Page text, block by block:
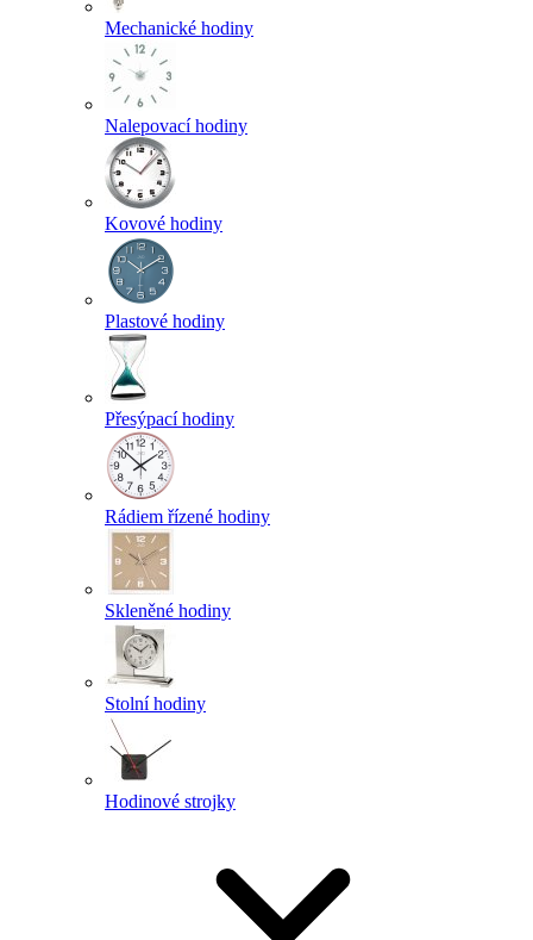
Mechanické hodiny
Nalepovací hodiny
Kovové hodiny
Plastové hodiny
Přesýpací hodiny
Rádiem řízené hodiny
Skleněné hodiny
Stolní hodiny
Hodinové strojky